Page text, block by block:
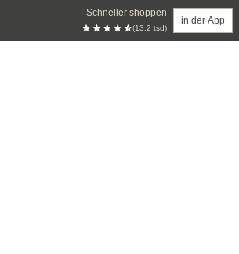
Schneller shoppen
(13.2 tsd)
in der App